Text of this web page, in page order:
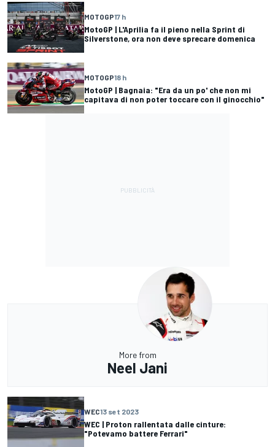
MOTOGP17 h
MotoGP | L'Aprilia fa il pieno nella Sprint di
Silverstone, ora non deve sprecare domenica
MOTOGP18 h
MotoGP | Bagnaia: "Era da un po' che non mi
capitava di non poter toccare con il ginocchio"
More from
Neel Jani
WEC13 set 2023
WEC | Proton rallentata dalle cinture:
"Potevamo battere Ferrari"